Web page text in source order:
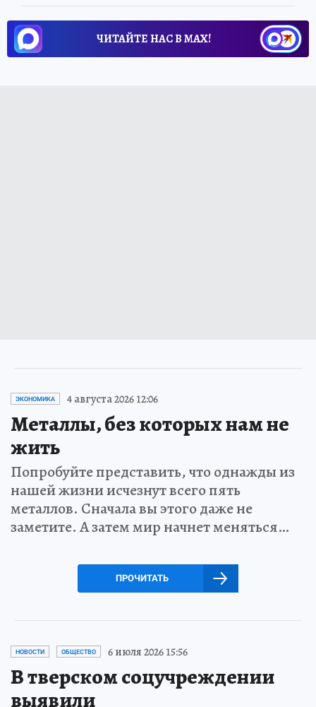
ЧИТАЙТЕ НАС В МАХ!
ЭКОНОМИКА 4 августа 2026 12:06
Металлы, без которых нам не
жить
Попробуйте представить, что однажды из
нашей жизни исчезнут всего пять
металлов. Сначала вы этого даже не
заметите. А затем мир начнет меняться…
ПРОЧИТАТЬ
НОВОСТИ ОБЩЕСТВО 6 июля 2026 15:56
В тверском соцучреждении
выявили